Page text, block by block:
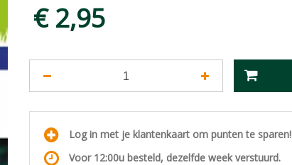
€ 2,95
Log in met je klantenkaart om punten te sparen!
Voor 12:00u besteld, dezelfde week verstuurd.